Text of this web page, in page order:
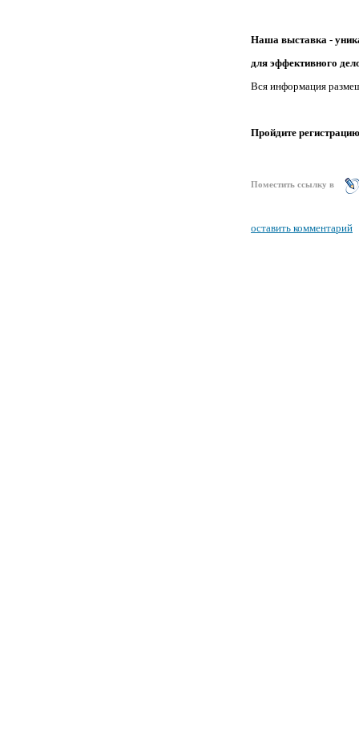
Наша выставка -
для эффективного
Вся информация
Пройдите
Поместить ссылку в
оставить комментарий